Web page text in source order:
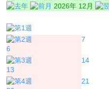
2026年 12月
6
7
13
14
21